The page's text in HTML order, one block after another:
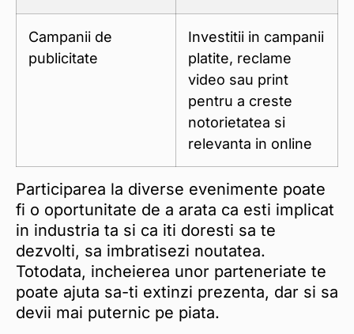
Campanii de
publicitate
Investitii in campanii
platite, reclame
video sau print
pentru a creste
notorietatea si
relevanta in online
Participarea la diverse evenimente poate
fi o oportunitate de a arata ca esti implicat
in industria ta si ca iti doresti sa te
dezvolti, sa imbratisezi noutatea.
Totodata, incheierea unor parteneriate te
poate ajuta sa-ti extinzi prezenta, dar si sa
devii mai puternic pe piata.